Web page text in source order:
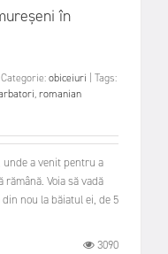
în
Categorie:obiceiuri
Tags:
,romanian
unde a venit pentru a
Voia să vadă
nou la băiatul ei, de 5
3090